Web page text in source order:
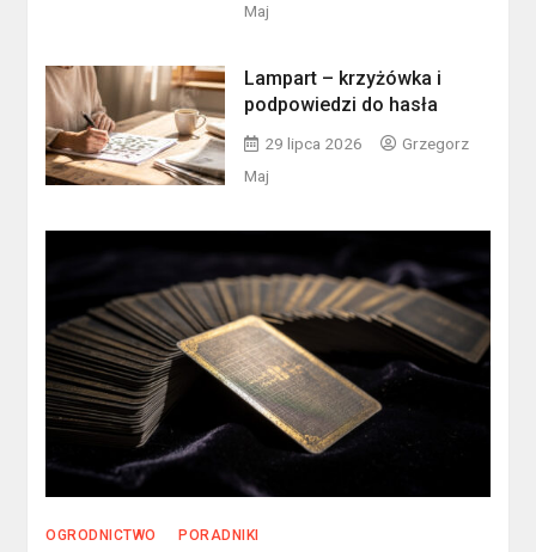
Maj
Lampart – krzyżówka i
podpowiedzi do hasła
29 lipca 2026
Grzegorz
Maj
OGRODNICTWO PORADNIKI